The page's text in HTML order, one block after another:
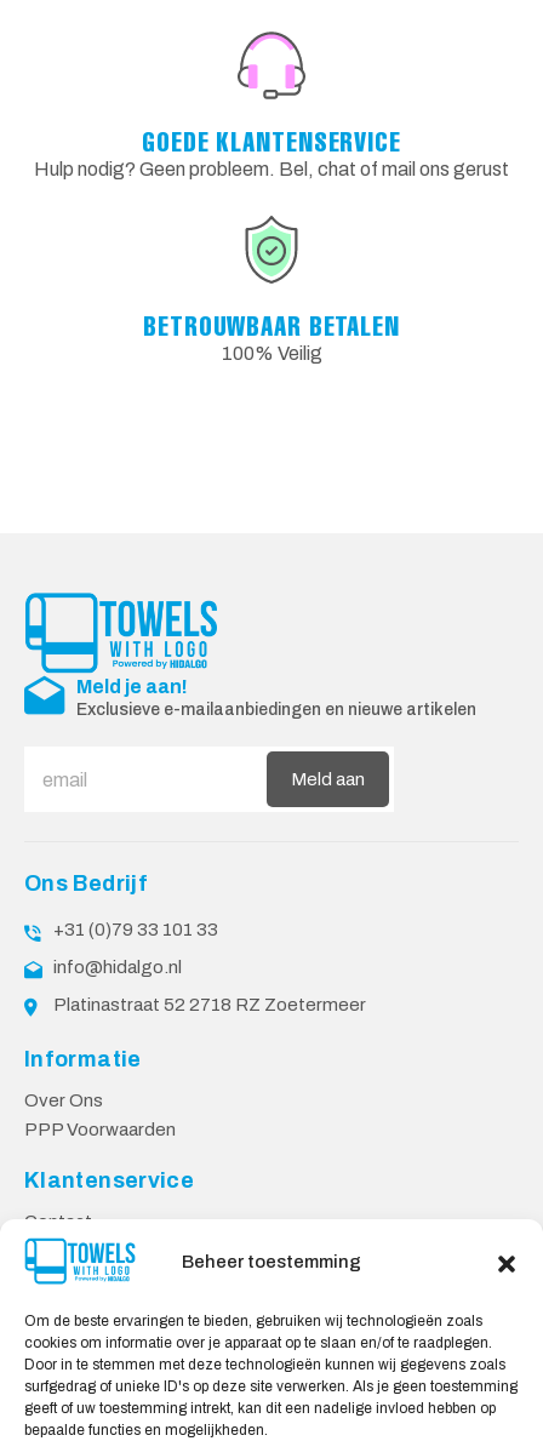
Beheer toestemming
Om de beste ervaringen te bieden, gebruiken wij technologieën zoals
cookies om informatie over je apparaat op te slaan en/of te raadplegen.
Door in te stemmen met deze technologieën kunnen wij gegevens zoals
surfgedrag of unieke ID's op deze site verwerken. Als je geen toestemming
geeft of uw toestemming intrekt, kan dit een nadelige invloed hebben op
bepaalde functies en mogelijkheden.
GOEDE KLANTENSERVICE
Hulp nodig? Geen probleem. Bel, chat of mail ons gerust
BETROUWBAAR BETALEN
100% Veilig
Meld je aan!
Exclusieve e-mailaanbiedingen en nieuwe artikelen
Meld aan
Ons Bedrijf
+31 (0)79 33 101 33
info@hidalgo.nl
Platinastraat 52 2718 RZ Zoetermeer
Informatie
Over Ons
PPP Voorwaarden
Klantenservice
Contact
Privacy Voorwaarden
Levering & Retourneren
Veilig Shoppen
Mijn account
Winkelwagen